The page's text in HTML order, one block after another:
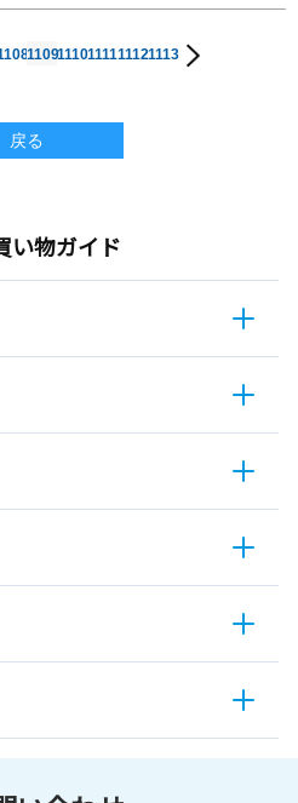
11091110111111121113
戻る
い物ガイド